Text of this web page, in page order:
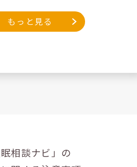
もっと見る
眠相談ナビ」の